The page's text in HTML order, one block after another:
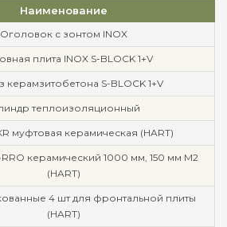
Наименование
Оголовок с зонтом INOX
плита INOX S-BLOCK 1+V
керамзитобетона S-BLOCK 1+V
теплоизоляционный
муфтовая керамическая (HART)
керамический 1000 мм, 150 мм М2
(HART)
4 шт для фронтальной плиты
(HART)